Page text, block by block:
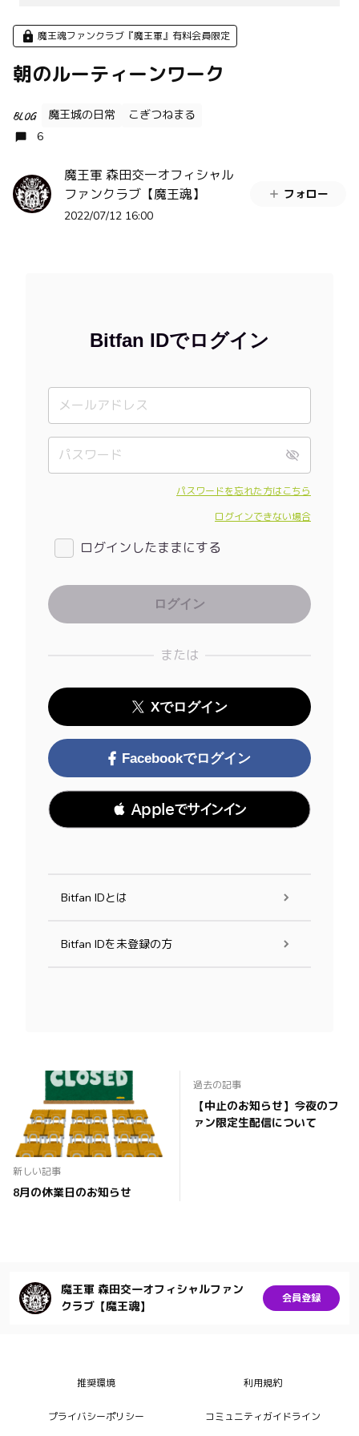
魔王魂ファンクラブ『魔王軍』有料会員限定
朝のルーティーンワーク
BLOG 魔王城の日常
こぎつねまる
6
魔王軍 森田交一オフィシャル
ファンクラブ【魔王魂】
2022/07/12 16:00
フォロー
Bitfan IDでログイン
パスワードを忘れた方はこちら
ログインできない場合
ログインしたままにする
または
Xでログイン
Facebookでログイン
 Appleでサインイン
Bitfan IDとは
Bitfan IDを未登録の方
新しい記事
8月の休業日のお知らせ
過去の記事
【中止のお知らせ】今夜のフ
ァン限定生配信について
魔王軍 森田交一オフィシャルファン
クラブ【魔王魂】
会員登録
推奨環境 利用規約
プライバシーポリシー コミュニティガイドライン